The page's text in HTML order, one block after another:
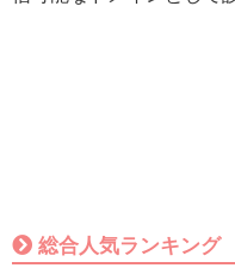
総合人気ランキング